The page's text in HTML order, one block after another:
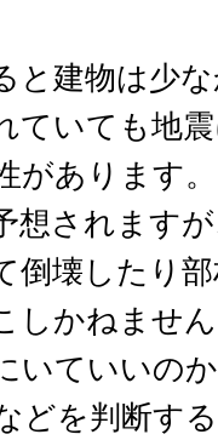
と建物は少
ていても地
があります
想されます
倒壊したり
しかねませ
いていいの
どを判断す